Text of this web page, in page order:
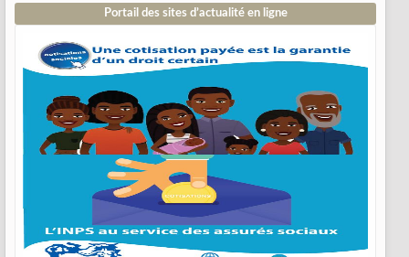
Portail des sites d’actualité en ligne